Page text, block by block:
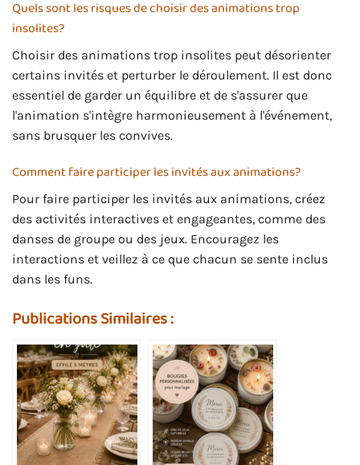
Quels sont les risques de choisir des animations trop
insolites?
Choisir des animations trop insolites peut désorienter
certains invités et perturber le déroulement. Il est donc
essentiel de garder un équilibre et de s'assurer que
l'animation s'intègre harmonieusement à l'événement,
sans brusquer les convives.
Comment faire participer les invités aux animations?
Pour faire participer les invités aux animations, créez
des activités interactives et engageantes, comme des
danses de groupe ou des jeux. Encouragez les
interactions et veillez à ce que chacun se sente inclus
dans les funs.
Publications Similaires :